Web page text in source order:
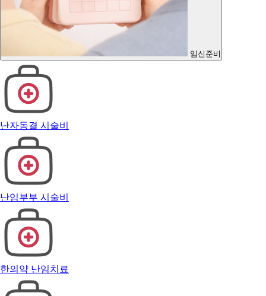
임신준비
난자동결 시술비
난임부부 시술비
한의약 난임치료